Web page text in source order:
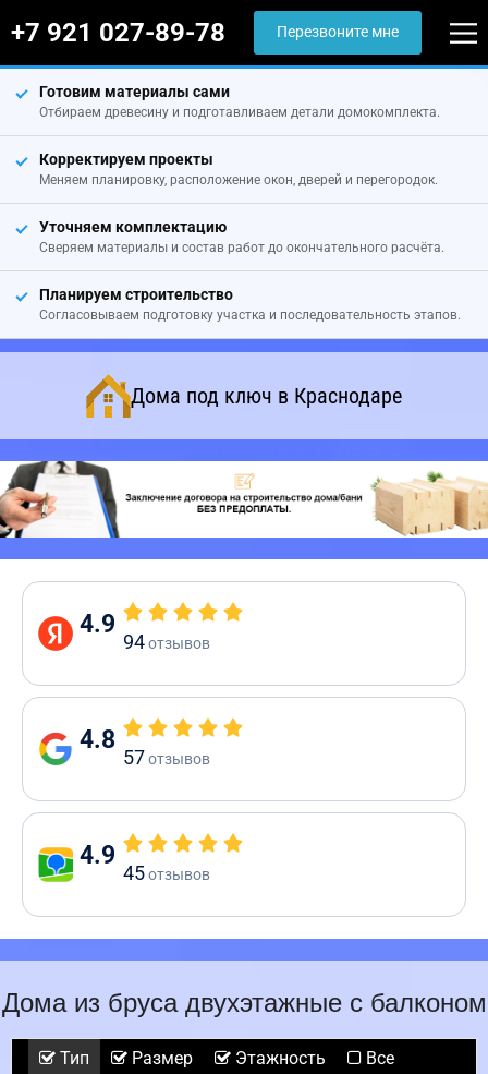
+7 921 027-89-78 Перезвоните мне
Готовим материалы сами
Отбираем древесину и подготавливаем детали домокомплекта.
Корректируем проекты
Меняем планировку, расположение окон, дверей и перегородок.
Уточняем комплектацию
Сверяем материалы и состав работ до окончательного расчёта.
Планируем строительство
Согласовываем подготовку участка и последовательность этапов.
Дома под ключ в Краснодаре
4.9
94отзывов
4.8
57отзывов
4.9
45отзывов
Дома из бруса двухэтажные с балконом
Тип Размер Этажность Все